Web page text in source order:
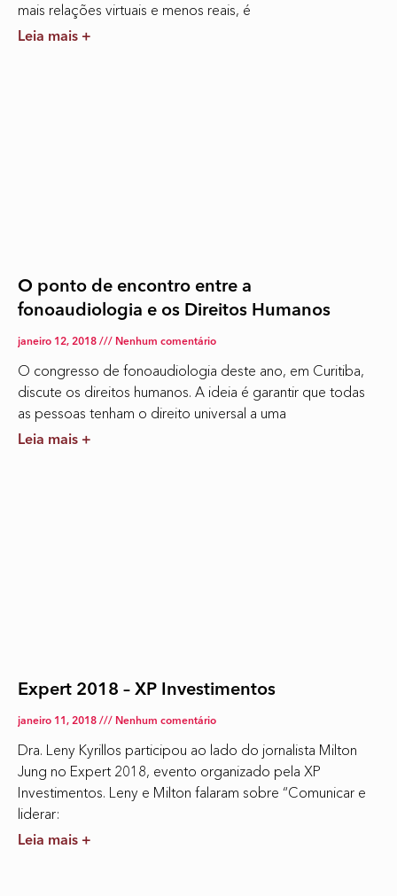
mais relações virtuais e menos reais, é
Leia mais +
O ponto de encontro entre a
fonoaudiologia e os Direitos Humanos
janeiro 12, 2018 Nenhum comentário
O congresso de fonoaudiologia deste ano, em Curitiba,
discute os direitos humanos. A ideia é garantir que todas
as pessoas tenham o direito universal a uma
Leia mais +
Expert 2018 – XP Investimentos
janeiro 11, 2018 Nenhum comentário
Dra. Leny Kyrillos participou ao lado do jornalista Milton
Jung no Expert 2018, evento organizado pela XP
Investimentos. Leny e Milton falaram sobre “Comunicar e
liderar:
Leia mais +